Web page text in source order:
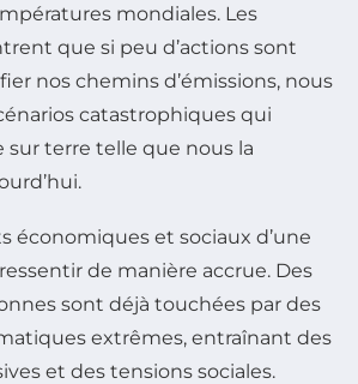
mondiales. Les
que si peu d’actions sont
nos chemins d’émissions, nous
catastrophiques qui
sur terre telle que nous la
économiques et sociaux d’une
de manière accrue. Des
sont déjà touchées par des
extrêmes, entraînant des
et des tensions sociales.